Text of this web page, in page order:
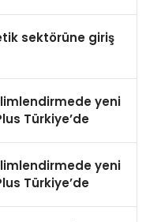
sektörüne giriş
yeni
Türkiye’de
yeni
Türkiye’de